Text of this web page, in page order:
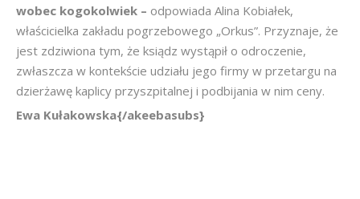
wobec kogokolwiek – odpowiada Alina Kobiałek,
właścicielka zakładu pogrzebowego „Orkus”. Przyznaje, że
jest zdziwiona tym, że ksiądz wystąpił o odroczenie,
zwłaszcza w kontekście udziału jego firmy w przetargu na
dzierżawę kaplicy przyszpitalnej i podbijania w nim ceny.
Ewa Kułakowska{/akeebasubs}